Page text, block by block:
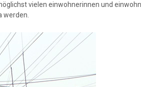
vielen einwohnerinnen und
werden.